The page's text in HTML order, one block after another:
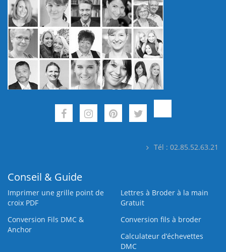
Tél : 02.85.52.63.21
Conseil & Guide
Imprimer une grille point de
croix PDF
Lettres à Broder à la main
Gratuit
Conversion Fils DMC &
Anchor
Conversion fils à broder
Calculateur d’échevettes
DMC